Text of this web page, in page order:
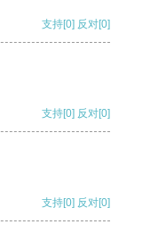
支持[0] 反对[0]
支持[0] 反对[0]
支持[0] 反对[0]